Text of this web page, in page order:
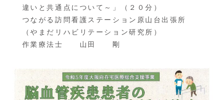
違いと共通点について～」（２０分）
つながる訪問看護ステーション原山台出張所
（やまだリハビリテーション研究所）
作業療法士 山田 剛